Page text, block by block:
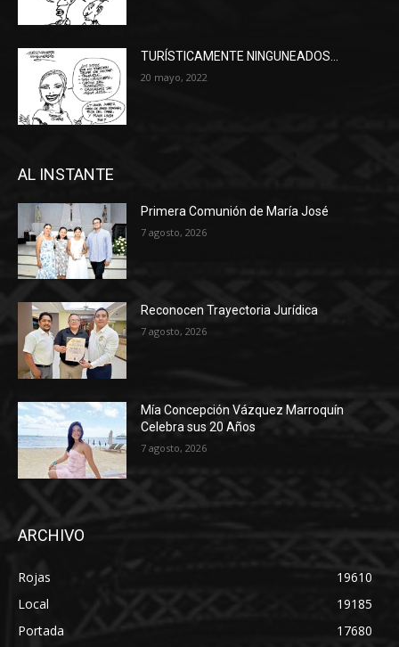
TURÍSTICAMENTE NINGUNEADOS…
20 mayo, 2022
AL INSTANTE
Primera Comunión de María José
7 agosto, 2026
Reconocen Trayectoria Jurídica
7 agosto, 2026
Mía Concepción Vázquez Marroquín
Celebra sus 20 Años
7 agosto, 2026
ARCHIVO
Rojas
19610
Local
19185
Portada
17680